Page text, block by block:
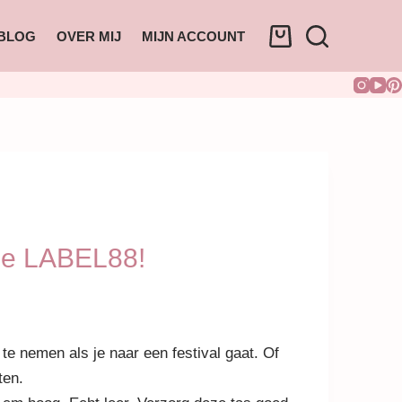
OVER MIJ MIJN ACCOUNT
LABEL88!
nemen als je naar een festival gaat. Of